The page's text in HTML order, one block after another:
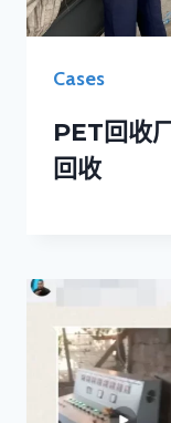
Cases
PET回收
回收